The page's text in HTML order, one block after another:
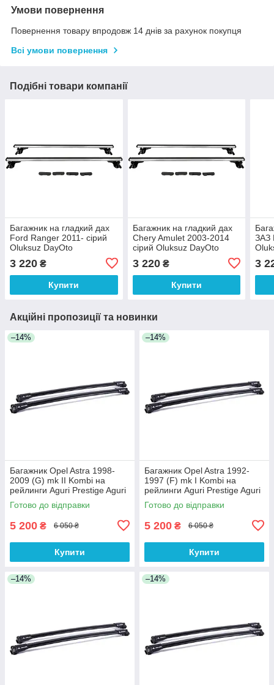
Умови повернення
Повернення товару впродовж 14 днів за рахунок покупця
Всі умови повернення
Подібні товари компанії
Багажник на гладкий дах
Ford Ranger 2011- сірий
Oluksuz DayOto
3 220 ₴
Купити
Багажник на гладкий дах
Chery Amulet 2003-2014
сірий Oluksuz DayOto
3 220₴
Купити
ЗАЗ
3
Акційні пропозиції та новинки
–14%
Багажник Opel Astra 1998-
2009 (G) mk II Kombi на
рейлинги Aguri Prestige Aguri
Готово до відправки
5 200 ₴ 6 050 ₴
Купити
–14%
Багажник Opel Astra 1992-
1997 (F) mk I Kombi на
рейлинги Aguri Prestige Aguri
Готово до відправки
5 200 ₴ 6 050 ₴
Купити
–14% –14%